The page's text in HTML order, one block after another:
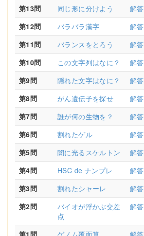
第13問
同じ形に分けよう
解答
第12問
バラバラ漢字
解答
第11問
バランスをとろう
解答
第10問
この文字列はなに？
解答
第9問
隠れた文字はなに？
解答
第8問
がん遺伝子を探せ
解答
第7問
誰が何の生物を？
解答
第6問
割れたゲル
解答
第5問
闇に光るスケルトン
解答
第4問
HSC de ナンプレ
解答
第3問
割れたシャーレ
解答
第2問
バイオが浮かぶ交差
点
解答